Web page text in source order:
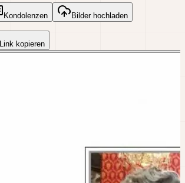
Kondolenzen Bilder hochladen
Link kopieren